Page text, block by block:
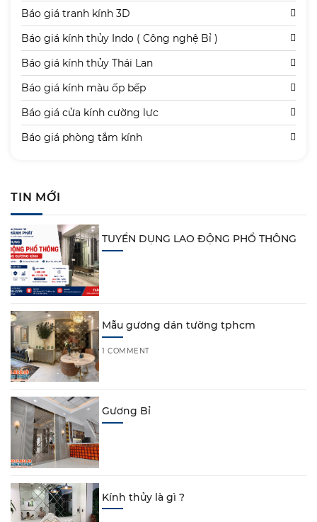
Báo giá tranh kính 3D
Báo giá kính thủy Indo ( Công nghệ Bỉ )
Báo giá kính thủy Thái Lan
Báo giá kính màu ốp bếp
Báo giá cửa kính cường lực
Báo giá phòng tắm kính
TIN MỚI
TUYỂN DỤNG LAO ĐỘNG PHỔ THÔNG
Mẫu gương dán tường tphcm
1 COMMENT
Gương Bỉ
Kính thủy là gì ?